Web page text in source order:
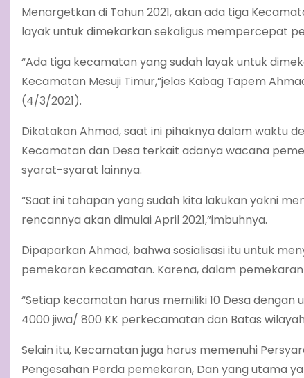
Menargetkan di Tahun 2021, akan ada tiga
layak untuk dimekarkan sekaligus mempercepat
“Ada tiga kecamatan yang sudah layak untuk
Kecamatan Mesuji Timur,”jelas Kabag Tapem
(4/3/2021).
Dikatakan Ahmad, saat ini pihaknya dalam waktu
Kecamatan dan Desa terkait adanya wacana
syarat-syarat lainnya.
“Saat ini tahapan yang sudah kita lakukan yakni
rencannya akan dimulai April 2021,”imbuhnya.
Dipaparkan Ahmad, bahwa sosialisasi itu untuk
pemekaran kecamatan. Karena, dalam
“Setiap kecamatan harus memiliki 10 Desa
4000 jiwa/ 800 KK perkecamatan dan Batas
Selain itu, Kecamatan juga harus memenuhi
Pengesahan Perda pemekaran, Dan yang utama